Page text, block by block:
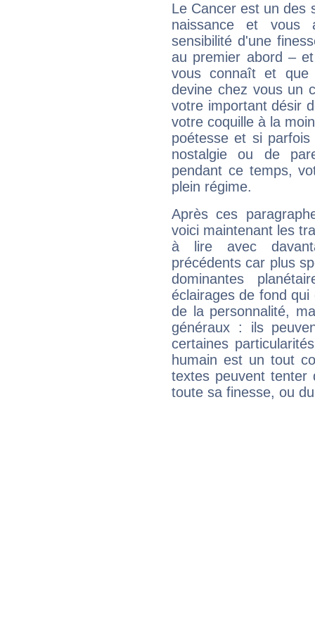
Le Cancer est un des
naissance et vous
sensibilité d'une
au premier abord –
vous connaît et
devine chez vous un
votre important désir
votre coquille à la
poétesse et si
nostalgie ou de
pendant ce temps,
plein régime.
Après ces
voici maintenant les
à lire avec
précédents car plus
dominantes
éclairages de fond
de la personnalité,
généraux : ils
certaines
humain est un tout
textes peuvent tenter
toute sa finesse, ou